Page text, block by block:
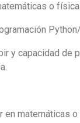
o física.
y capacidad de
en matemáticas